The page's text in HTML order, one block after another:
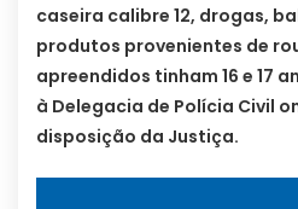
caseira calibre 12, drogas,
produtos provenientes de
apreendidos tinham 16 e 17
à Delegacia de Polícia Civil
disposição da Justiça.